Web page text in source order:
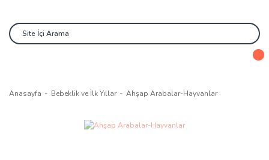
Anasayfa Bebeklik ve İlk Yıllar Ahşap Arabalar-Hayvanlar